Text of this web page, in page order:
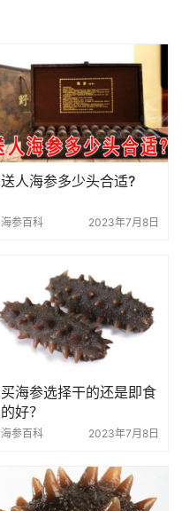
送人海参多少头合适?
海参百科 2023年7月8日
买海参选择干的还是即食
的好？
海参百科 2023年7月8日